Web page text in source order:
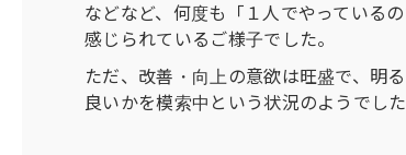
などなど、何度も「１人でやっている
感じられているご様子でした。
ただ、改善・向上の意欲は旺盛で、明
良いかを模索中という状況のようでした